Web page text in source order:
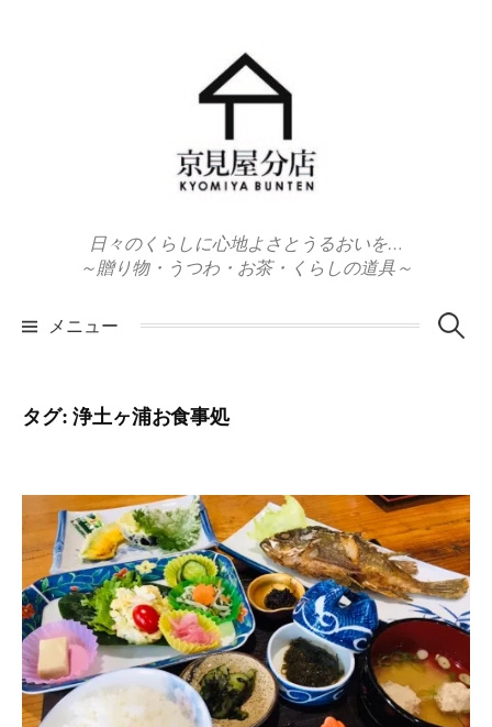
日々のくらしに心地よさとうるおいを…
～贈り物・うつわ・お茶・くらしの道具～
メニュー 検
タグ:浄土ヶ浦お食事処